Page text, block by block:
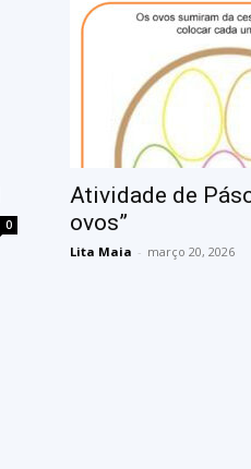
0
Atividade de
ovos”
Lita Maia - março 20, 2026